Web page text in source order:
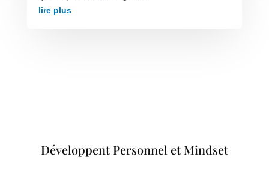
lire plus
Développent Personnel et Mindset